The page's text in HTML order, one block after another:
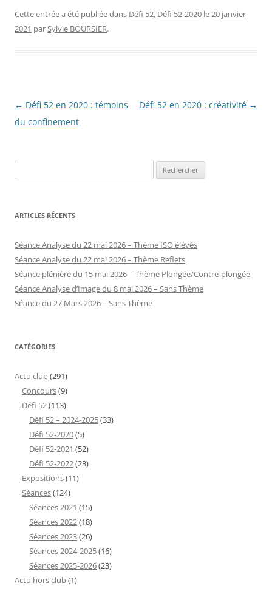
Cette entrée a été publiée dans Défi 52, Défi 52-2020 le20 janvier
2021 parSylvie BOURSIER.
Navigation
des
← Défi 52 en 2020 : témoins
du confinement
Défi 52 en 2020 : créativité →
ARTICLES RÉCENTS
Séance Analyse du 22 mai 2026 – Thème ISO élévés
Séance Analyse du 22 mai 2026 – Thème Reflets
Séance plénière du 15 mai 2026 – Thème Plongée/Contre-plongée
Séance Analyse d’Image du 8 mai 2026 – Sans Thème
Séance du 27 Mars 2026 – Sans Thème
CATÉGORIES
Actu club(291)
Concours(9)
Défi 52(113)
Défi 52 – 2024-2025(33)
Défi 52-2020(5)
Défi 52-2021 (52)
Défi 52-2022(23)
Expositions(11)
Séances(124)
Séances 2021 (15)
Séances 2022(18)
Séances 2023(26)
Séances 2024-2025(16)
Séances 2025-2026(23)
Actu hors club(1)